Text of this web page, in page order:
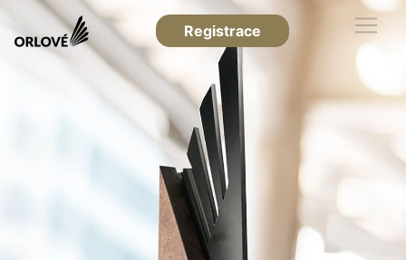
Registrace